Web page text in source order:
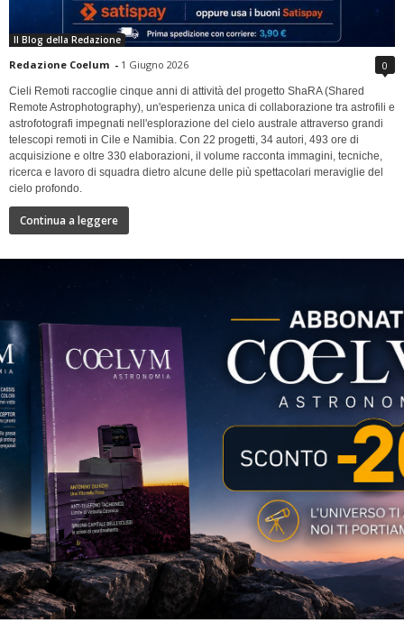
Il Blog della Redazione
Redazione Coelum - 1 Giugno 2026 0
Cieli Remoti raccoglie cinque anni di attività del progetto ShaRA (Shared
Remote Astrophotography), un'esperienza unica di collaborazione tra astrofili e
astrofotografi impegnati nell'esplorazione del cielo australe attraverso grandi
telescopi remoti in Cile e Namibia. Con 22 progetti, 34 autori, 493 ore di
acquisizione e oltre 330 elaborazioni, il volume racconta immagini, tecniche,
ricerca e lavoro di squadra dietro alcune delle più spettacolari meraviglie del
cielo profondo.
Continua a leggere